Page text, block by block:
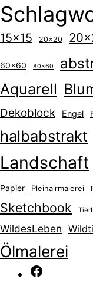
15x15 20x20
60x60 80x60
Aquarell
Dekoblock Engel
halbabstrakt
Landschaft
Papier Pleinairmalerei
Sketchbook
WildesLeben
Ölmalerei